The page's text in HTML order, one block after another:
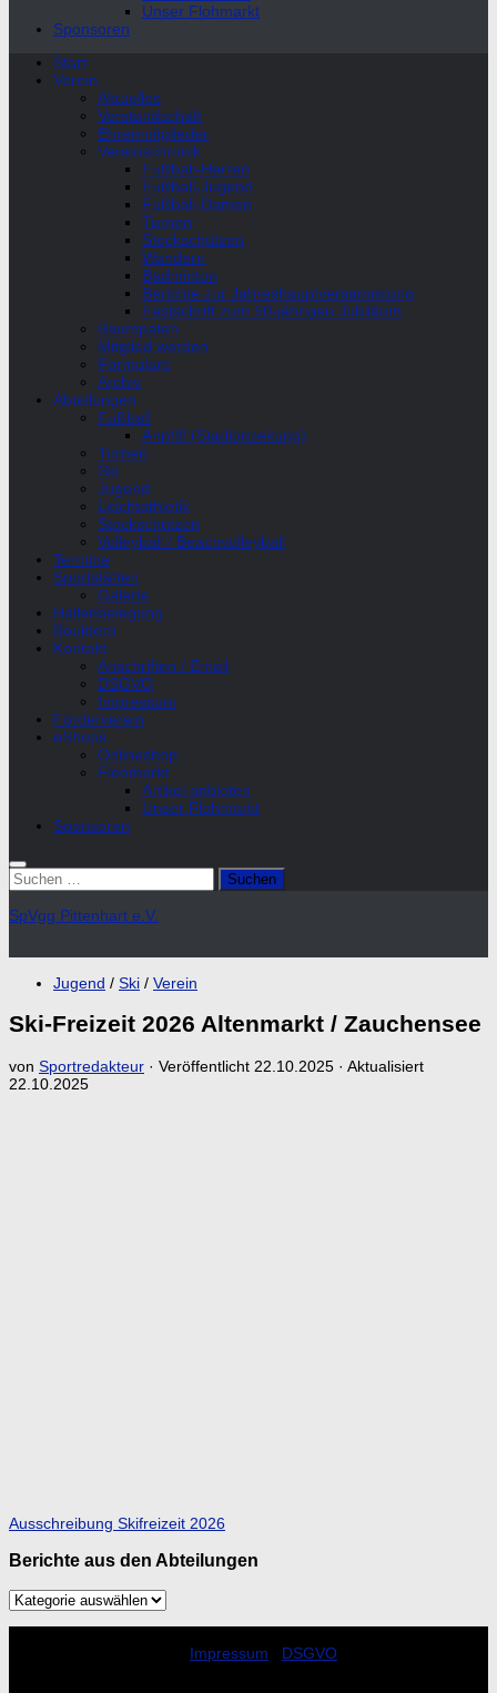
Unser Flohmarkt
Sponsoren
Start
Verein
Aktuelles
Vorstandschaft
Ehrenmitglieder
Vereinschronik
Fußball-Herren
Fußball-Jugend
Fußball-Damen
Turnen
Stockschützen
Wandern
Badminton
Berichte zur Jahreshauptversammlung
Festschrift zum 50-jährigen Jubiläum
Baumpaten
Mitglied werden
Formulare
Archiv
Abteilungen
Fußball
Anpfiff (Stadionzeitung)
Turnen
Ski
Jugend
Leichtathletik
Stockschützen
Volleyball / Beachvolleyball
Termine
Sportstätten
Galerie
Hallenbelegung
Bouldern
Kontakt
Anschriften / Email
DSGVO
Impressum
Förderverein
eShops
Onlineshop
Flohmarkt
Artikel anbieten
Unser Flohmarkt
Sponsoren
Suchen
nach:
SpVgg Pittenhart e.V.
Jugend / Ski / Verein
Ski-Freizeit 2026 Altenmarkt / Zauchensee
von Sportredakteur · Veröffentlicht 22.10.2025 · Aktualisiert
22.10.2025
Ausschreibung Skifreizeit 2026
Berichte aus den Abteilungen
Berichte
aus
Impressum DSGVO